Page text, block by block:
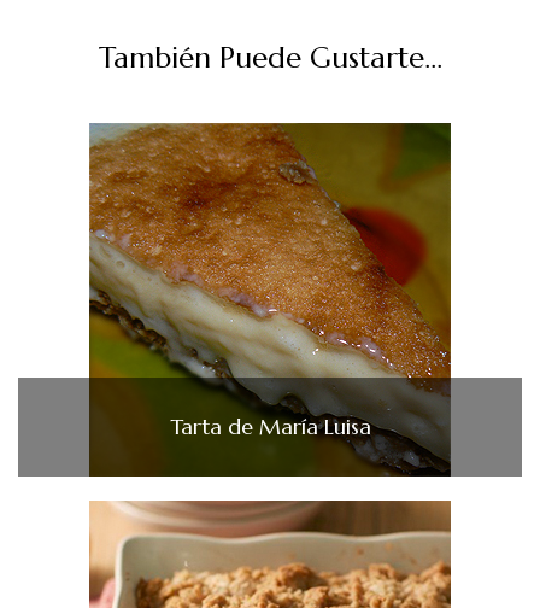
También Puede Gustarte...
Tarta de María Luisa